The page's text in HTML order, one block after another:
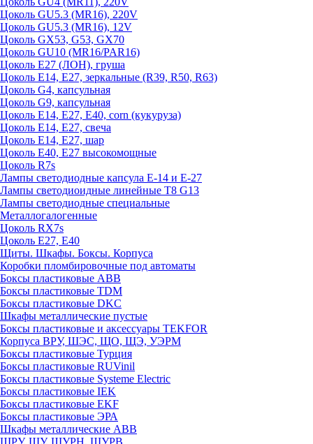
Цоколь GU5.3 (MR16), 220V
Цоколь GU5.3 (MR16), 12V
Цоколь GX53, G53, GX70
Цоколь GU10 (MR16/PAR16)
Цоколь Е27 (ЛОН), груша
Цоколь Е14, Е27, зеркальные (R39, R50, R63)
Цоколь G4, капсульная
Цоколь G9, капсульная
Цоколь Е14, Е27, Е40, corn (кукуруза)
Цоколь Е14, Е27, свеча
Цоколь Е14, Е27, шар
Цоколь Е40, Е27 высокомощные
Цоколь R7s
Лампы светодиодные капсула Е-14 и Е-27
Лампы светодиоидные линейные T8 G13
Лампы светодиодные специальные
Металлогалогенные
Цоколь RX7s
Цоколь Е27, E40
Щиты. Шкафы. Боксы. Корпуса
Коробки пломбировочные под автоматы
Боксы пластиковые ABB
Боксы пластиковые TDM
Боксы пластиковые DKC
Шкафы металлические пустые
Боксы пластиковые и аксессуары TEKFOR
Корпуса ВРУ, ШЭС, ЩО, ЩЭ, УЭРМ
Боксы пластиковые Турция
Боксы пластиковые RUVinil
Боксы пластиковые Systeme Electric
Боксы пластиковые IEK
Боксы пластиковые EKF
Боксы пластиковые ЭРА
Шкафы металлические ABB
ЩРУ, ЩУ, ЩУРН, ЩУРВ